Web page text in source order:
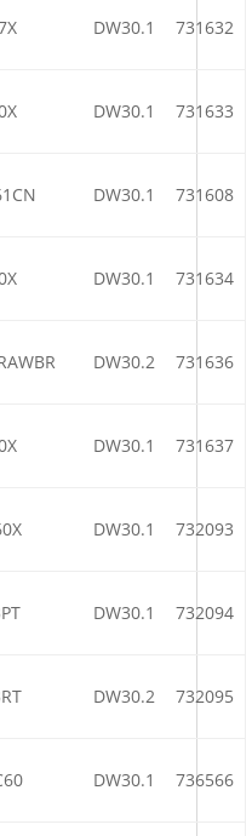
DW30.1 731632
DW30.1 731633
DW30.1 731608
DW30.1 731634
DW30.2 731636
DW30.1 731637
DW30.1 732093
DW30.1 732094
DW30.2 732095
DW30.1 736566